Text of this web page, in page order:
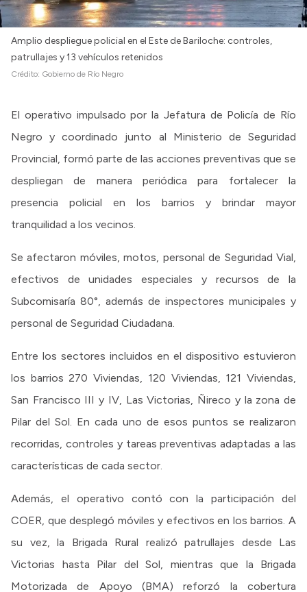
Amplio despliegue policial en el Este de Bariloche: controles,
patrullajes y 13 vehículos retenidos
Crédito: Gobierno de Río Negro
El operativo impulsado por la Jefatura de Policía de Río
Negro y coordinado junto al Ministerio de Seguridad
Provincial, formó parte de las acciones preventivas que se
despliegan de manera periódica para fortalecer la
presencia policial en los barrios y brindar mayor
tranquilidad a los vecinos.
Se afectaron móviles, motos, personal de Seguridad Vial,
efectivos de unidades especiales y recursos de la
Subcomisaría 80°, además de inspectores municipales y
personal de Seguridad Ciudadana.
Entre los sectores incluidos en el dispositivo estuvieron
los barrios 270 Viviendas, 120 Viviendas, 121 Viviendas,
San Francisco III y IV, Las Victorias, Ñireco y la zona de
Pilar del Sol. En cada uno de esos puntos se realizaron
recorridas, controles y tareas preventivas adaptadas a las
características de cada sector.
Además, el operativo contó con la participación del
COER, que desplegó móviles y efectivos en los barrios. A
su vez, la Brigada Rural realizó patrullajes desde Las
Victorias hasta Pilar del Sol, mientras que la Brigada
Motorizada de Apoyo (BMA) reforzó la cobertura